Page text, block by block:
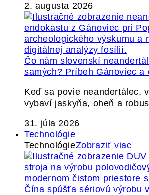
2. augusta 2026
Čo nám slovenskí
samých? Príbeh Gánoviec a
Keď sa povie neandertálec,
vybaví jaskyňa, oheň a
31. júla 2026
Technológie
TechnológieZobraziť viac
Čína spúšťa sériovú výrobu